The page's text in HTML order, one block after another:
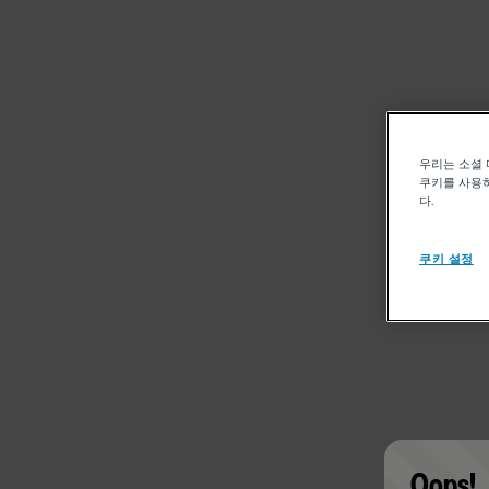
우리는 소셜
쿠키를 사용
다.
쿠키 설정